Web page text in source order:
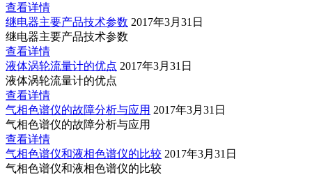
查看详情
继电器主要产品技术参数 2017年3月31日
继电器主要产品技术参数
查看详情
液体涡轮流量计的优点 2017年3月31日
液体涡轮流量计的优点
查看详情
气相色谱仪的故障分析与应用 2017年3月31日
气相色谱仪的故障分析与应用
查看详情
气相色谱仪和液相色谱仪的比较 2017年3月31日
气相色谱仪和液相色谱仪的比较